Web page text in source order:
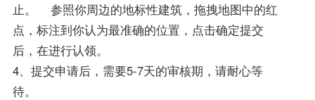
止。 参照你周边的地标性建筑，拖拽地图中的红
点，标注到你认为最准确的位置，点击确定提交
后，在进行认领。
4、提交申请后，需要5-7天的审核期，请耐心等
待。